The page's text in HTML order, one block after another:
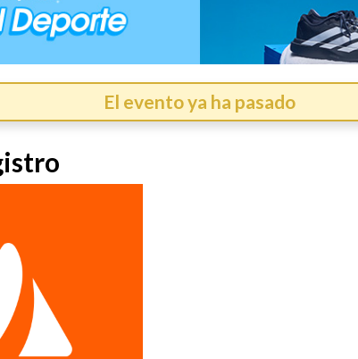
El evento ya ha pasado